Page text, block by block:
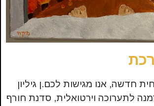
חדשה, אנו מגישות לכם.ן גיליון
לתערוכה וירטואלית, סדנת חורף